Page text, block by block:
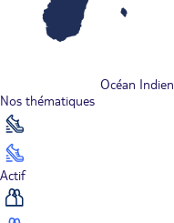
Océan Indien
Nos thématiques
Actif